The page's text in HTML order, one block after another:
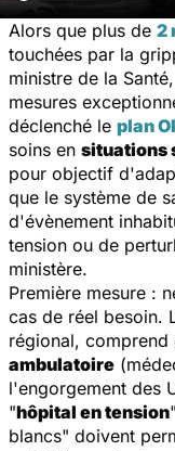
Alors que plus de 2
touchées par la
ministre de la
mesures
déclenché le plan
soins en situations
pour objectif
que le système de
d'évènement
tension ou de
ministère.
Première mesure :
cas de réel besoin.
régional,
ambulatoire
l'engorgement des
"hôpital en tension
blancs" doivent